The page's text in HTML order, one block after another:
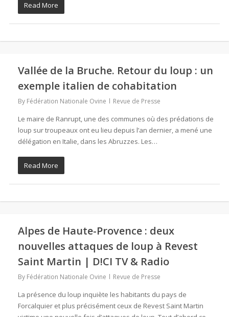
Read More
Vallée de la Bruche. Retour du loup : un
exemple italien de cohabitation
By Fédération Nationale Ovine Revue de Presse
Le maire de Ranrupt, une des communes où des prédations de
loup sur troupeaux ont eu lieu depuis l’an dernier, a mené une
délégation en Italie, dans les Abruzzes. Les…
Read More
Alpes de Haute-Provence : deux
nouvelles attaques de loup à Revest
Saint Martin | D!CI TV & Radio
By Fédération Nationale Ovine Revue de Presse
La présence du loup inquiète les habitants du pays de
Forcalquier et plus précisément ceux de Revest Saint Martin